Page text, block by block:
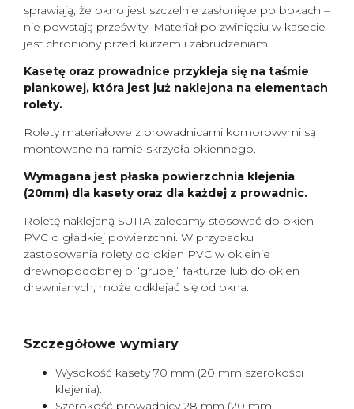
sprawiają, że okno jest szczelnie zasłonięte po bokach –
nie powstają prześwity. Materiał po zwinięciu w kasecie
jest chroniony przed kurzem i zabrudzeniami.
Kasetę oraz prowadnice przykleja się na taśmie
piankowej, która jest już naklejona na elementach
rolety.
Rolety materiałowe z prowadnicami komorowymi są
montowane na ramie skrzydła okiennego.
Wymagana jest płaska powierzchnia klejenia
(20mm) dla kasety oraz dla każdej z prowadnic.
Roletę naklejaną SUITA zalecamy stosować do okien
PVC o gładkiej powierzchni. W przypadku
zastosowania rolety do okien PVC w okleinie
drewnopodobnej o “grubej” fakturze lub do okien
drewnianych, może odklejać się od okna.
Szczegółowe wymiary
Wysokość kasety 70 mm (20 mm szerokości
klejenia).
Szerokość prowadnicy 28 mm (20 mm